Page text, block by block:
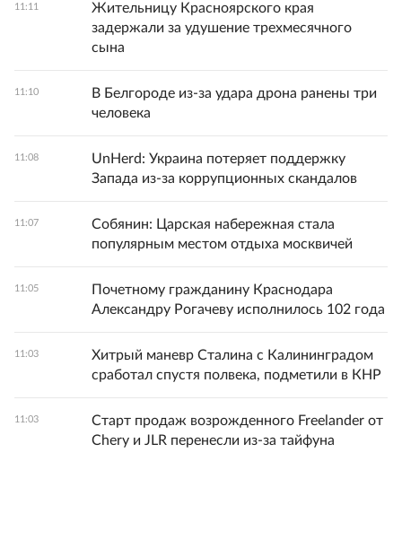
11:11
Жительницу Красноярского края
задержали за удушение трехмесячного
сына
11:10
В Белгороде из-за удара дрона ранены три
человека
11:08
UnHerd: Украина потеряет поддержку
Запада из-за коррупционных скандалов
11:07
Собянин: Царская набережная стала
популярным местом отдыха москвичей
11:05
Почетному гражданину Краснодара
Александру Рогачеву исполнилось 102 года
11:03
Хитрый маневр Сталина с Калининградом
сработал спустя полвека, подметили в КНР
11:03
Старт продаж возрожденного Freelander от
Chery и JLR перенесли из-за тайфуна